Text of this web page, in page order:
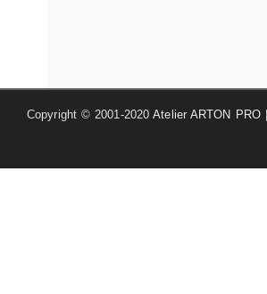
Copyright © 2001-2020Atelier ARTON PRO|